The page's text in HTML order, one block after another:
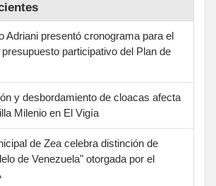
Adriani presentó cronograma para el
participativo del Plan de
y desbordamiento de cloacas afecta
Milenio en El Vigía
de Zea celebra distinción de
de Venezuela" otorgada por el